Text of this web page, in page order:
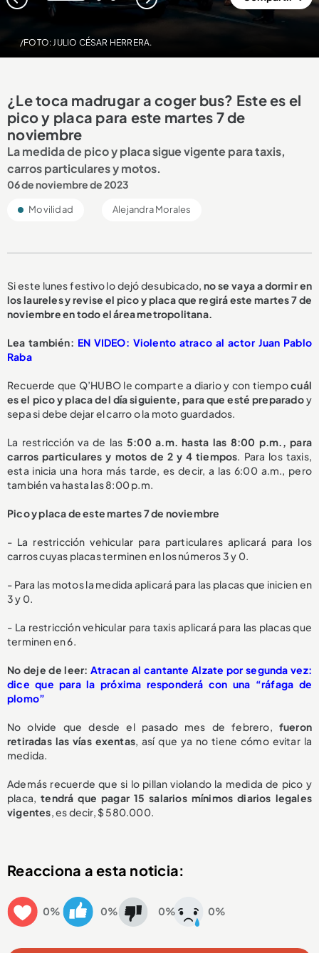
/FOTO: JULIO CÉSAR HERRERA.
¿Le toca madrugar a coger bus? Este es el
pico y placa para este martes 7 de
noviembre
La medida de pico y placa sigue vigente para taxis,
carros particulares y motos.
06 de noviembre de 2023
Movilidad Alejandra Morales
Si este lunes festivo lo dejó desubicado, no se vaya a dormir en
los laureles y revise el pico y placa que regirá este martes 7 de
noviembre en todo el área metropolitana.
Lea también: EN VIDEO: Violento atraco al actor Juan Pablo
Raba
Recuerde que Q’HUBO le comparte a diario y con tiempocuál
es el pico y placa del día siguiente, para que esté preparadoy
sepa si debe dejar el carro o la moto guardados.
La restricción va de las 5:00 a.m. hasta las 8:00 p.m., para
carros particulares y motos de 2 y 4 tiempos. Para los taxis,
esta inicia una hora más tarde, es decir, a las 6:00 a.m., pero
también va hasta las 8:00 p.m.
Pico y placa de este martes 7 de noviembre
- La restricción vehicular para particulares aplicará para los
carros cuyas placas terminen en los números 3 y 0.
- Para las motos la medida aplicará para las placas que inicien en
3 y 0.
- La restricción vehicular para taxis aplicará para las placas que
terminen en 6.
No deje de leer: Atracan al cantante Alzate por segunda vez:
dice que para la próxima responderá con una “ráfaga de
plomo”
No olvide que desde el pasado mes de febrero, fueron
retiradas las vías exentas, así que ya no tiene cómo evitar la
medida.
Además recuerde que si lo pillan violando la medida de pico y
placa,tendrá que pagar 15 salarios mínimos diarios legales
vigentes, es decir, $ 580.000.
Reacciona a esta noticia:
0% 0% 0% 0%